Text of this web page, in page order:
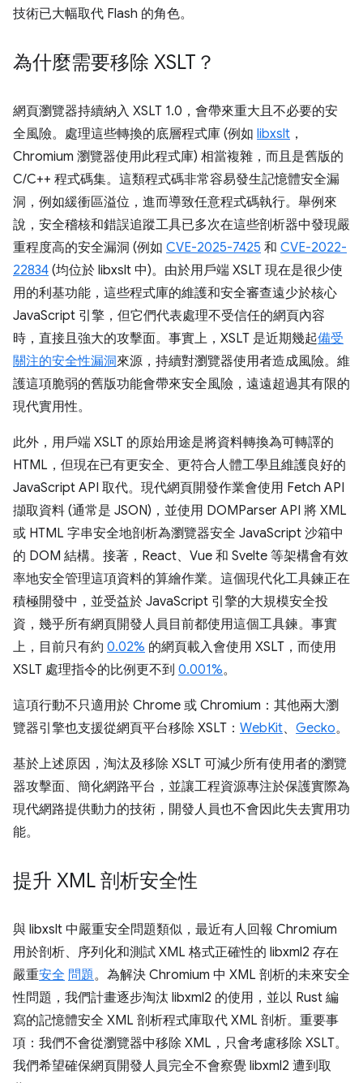
技術已大幅取代 Flash 的角色。
為什麼需要移除 XSLT？
網頁瀏覽器持續納入 XSLT 1.0，會帶來重大且不必要的安
全風險。處理這些轉換的底層程式庫 (例如 libxslt ，
Chromium 瀏覽器使用此程式庫) 相當複雜，而且是舊版的
C/C++ 程式碼集。這類程式碼非常容易發生記憶體安全漏
洞，例如緩衝區溢位，進而導致任意程式碼執行。舉例來
說，安全稽核和錯誤追蹤工具已多次在這些剖析器中發現嚴
重程度高的安全漏洞 (例如 CVE-2025-7425 和 CVE-2022-
22834 (均位於 libxslt 中)。由於用戶端 XSLT 現在是很少使
用的利基功能，這些程式庫的維護和安全審查遠少於核心
JavaScript 引擎，但它們代表處理不受信任的網頁內容
時，直接且強大的攻擊面。事實上，XSLT 是近期幾起備受
關注的安全性漏洞來源，持續對瀏覽器使用者造成風險。維
護這項脆弱的舊版功能會帶來安全風險，遠遠超過其有限的
現代實用性。
此外，用戶端 XSLT 的原始用途是將資料轉換為可轉譯的
HTML，但現在已有更安全、更符合人體工學且維護良好的
JavaScript API 取代。現代網頁開發作業會使用 Fetch API
擷取資料 (通常是 JSON)，並使用 DOMParser API 將 XML
或 HTML 字串安全地剖析為瀏覽器安全 JavaScript 沙箱中
的 DOM 結構。接著，React、Vue 和 Svelte 等架構會有效
率地安全管理這項資料的算繪作業。這個現代化工具鍊正在
積極開發中，並受益於 JavaScript 引擎的大規模安全投
資，幾乎所有網頁開發人員目前都使用這個工具鍊。事實
上，目前只有約 0.02% 的網頁載入會使用 XSLT，而使用
XSLT 處理指令的比例更不到 0.001%。
這項行動不只適用於 Chrome 或 Chromium：其他兩大瀏
覽器引擎也支援從網頁平台移除 XSLT： WebKit、 Gecko。
基於上述原因，淘汰及移除 XSLT 可減少所有使用者的瀏覽
器攻擊面、簡化網路平台，並讓工程資源專注於保護實際為
現代網路提供動力的技術，開發人員也不會因此失去實用功
能。
提升 XML 剖析安全性
與 libxslt 中嚴重安全問題類似，最近有人回報 Chromium
用於剖析、序列化和測試 XML 格式正確性的 libxml2 存在
嚴重安全 問題。為解決 Chromium 中 XML 剖析的未來安全
性問題，我們計畫逐步淘汰 libxml2 的使用，並以 Rust 編
寫的記憶體安全 XML 剖析程式庫取代 XML 剖析。重要事
項：我們不會從瀏覽器中移除 XML，只會考慮移除 XSLT。
我們希望確保網頁開發人員完全不會察覺 libxml2 遭到取